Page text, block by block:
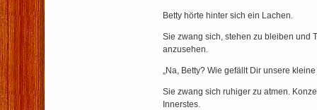
Betty hörte hinter sich ein Lachen.
Sie zwang sich, stehen zu bleiben und
anzusehen.
„Na, Betty? Wie gefällt Dir unsere
Sie zwang sich ruhiger zu atmen.
Innerstes.